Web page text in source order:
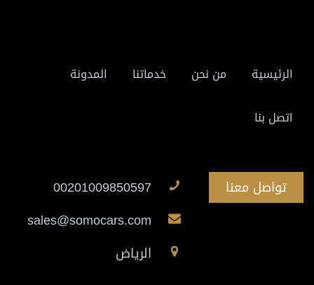
الرئيسية من نحن خدماتنا
المدونة
اتصل بنا
تواصل معنا
00201009850597
sales@somocars.com
الرياض